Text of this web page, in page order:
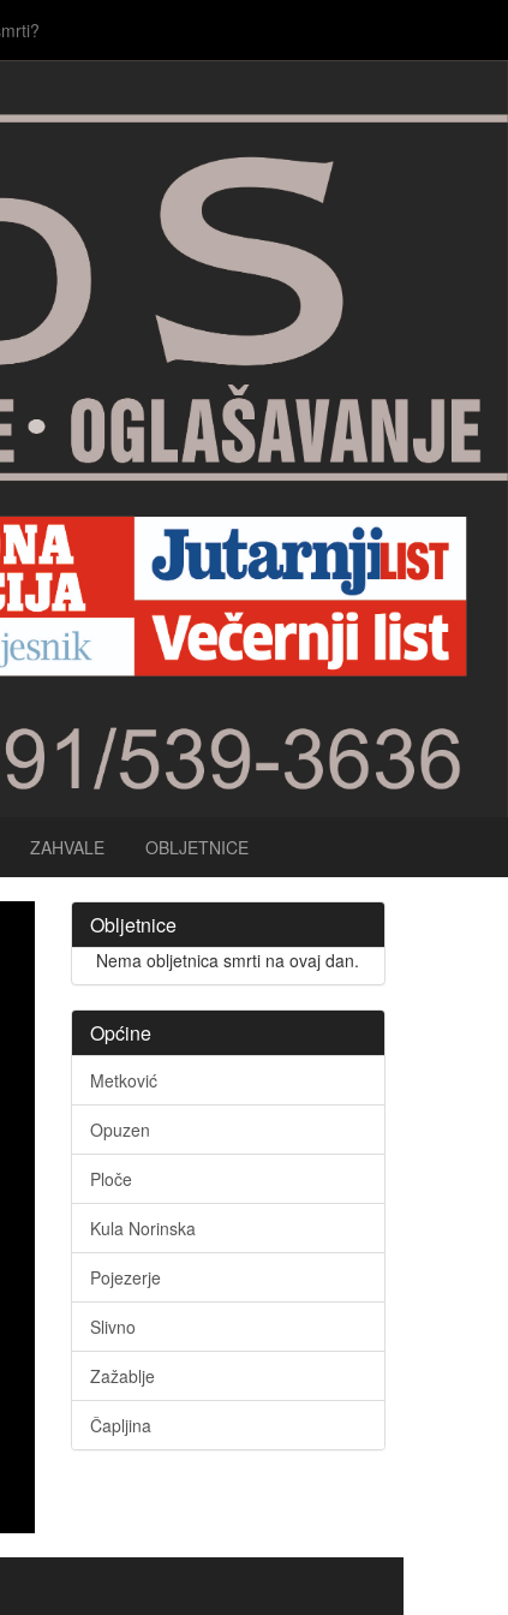
ZAHVALE OBLJETNICE
Obljetnice
Nema obljetnica smrti na ovaj dan.
Općine
Metković
Opuzen
Ploče
Kula Norinska
Pojezerje
Slivno
Zažablje
Čapljina